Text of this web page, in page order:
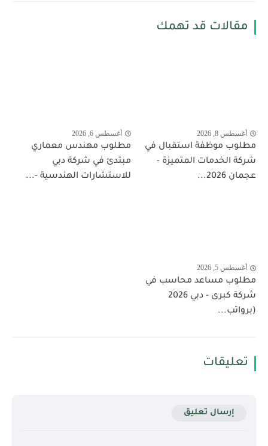
مقالات قد تهمك
أغسطس 8, 2026
مطلوب موظفة استقبال في
شركة الخدمات المتميزة -
عجمان 2026...
أغسطس 6, 2026
مطلوب مهندس معماري
مبتدئ في شركة دبي
للاستشارات الهندسية -...
أغسطس 5, 2026
مطلوب مساعد محاسب في
شركة كبرى - دبي 2026
(برواتب...
تعليقات
إرسال تعليق